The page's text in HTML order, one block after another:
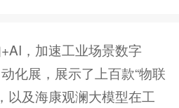
，加速工业场景数字
化展，展示了上百款“物联
以及海康观澜大模型在工